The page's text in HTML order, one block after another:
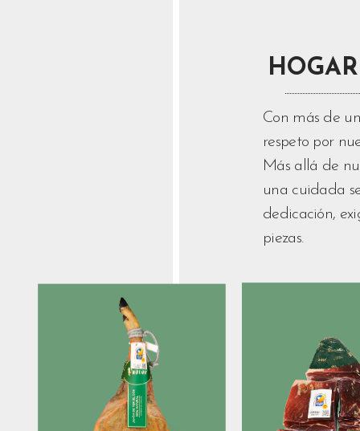
Con más de
respeto por
Más allá de
una cuidada
dedicación,
piezas.